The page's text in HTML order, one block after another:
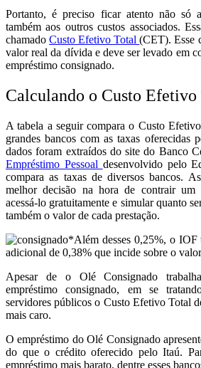
Portanto, é preciso ficar atento não só
também aos outros custos associados.
chamadoCusto Efetivo Total(CET). Esse
valor real da dívida e deve ser levado em
empréstimo consignado.
Calculando o Custo Efetivo
A tabela a seguir compara o Custo
grandes bancos com as taxas oferecidas
dados foram extraídos do site do Banco
Empréstimo Pessoal desenvolvido pelo
compara as taxas de diversos bancos.
melhor decisão na hora de contrair um
acessá-lo gratuitamente e simular quanto
também o valor de cada prestação.
*Além desses 0,25%, o IOF
adicional de 0,38% que incide sobre o
Apesar de o Olé Consignado
empréstimo consignado, em se
servidores públicos o Custo Efetivo Total
mais caro.
O empréstimo do Olé Consignado
do que o crédito oferecido pelo Itaú.
empréstimo mais barato, dentre esses